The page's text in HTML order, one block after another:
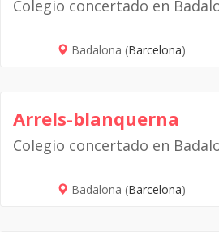
Colegio concertado en
Badalona (Barcelona)
Arrels-blanquerna
Colegio concertado en
Badalona (Barcelona)